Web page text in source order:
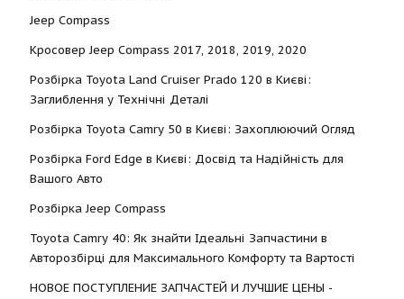
Jeep Compass
Кросовер Jeep Compass 2017, 2018, 2019, 2020
Розбірка Toyota Land Cruiser Prado 120 в Києві:
Заглиблення у Технічні Деталі
Розбірка Toyota Camry 50 в Києві: Захоплюючий Огляд
Розбірка Ford Edge в Києві: Досвід та Надійність для
Вашого Авто
Розбірка Jeep Compass
Toyota Camry 40: Як знайти Ідеальні Запчастини в
Авторозбірці для Максимального Комфорту та Вартості
НОВОЕ ПОСТУПЛЕНИЕ ЗАПЧАСТЕЙ И ЛУЧШИЕ ЦЕНЫ -